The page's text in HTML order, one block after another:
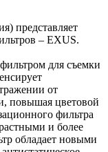
за счет
заново
части
канавок, насечек
Благодаря
и
по
представляет
– EXUS.
для съемки
от
повышая цветовой
фильтра
и более
обладает новыми